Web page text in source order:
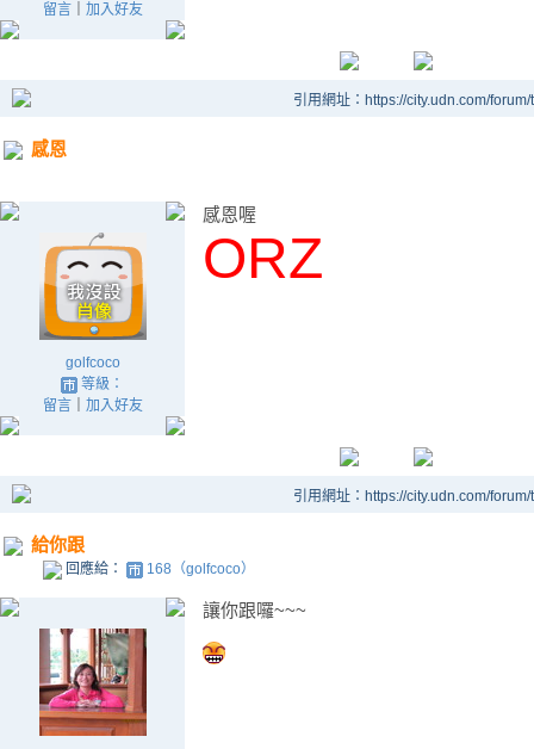
留言｜ 加入好友
引用網址：https://city.udn.com/
感恩
golfcoco
等級：
留言｜ 加入好友
感恩喔
ORZ
引用網址：https://city.udn.com/
給你跟
回應給： 168（golfcoco）
讓你跟囉~~~